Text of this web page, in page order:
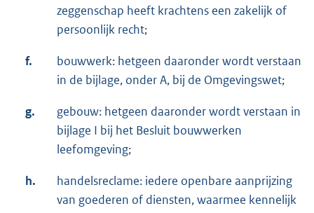
zeggenschap heeft krachtens een zakelijk of
persoonlijk recht;
f.
bouwwerk: hetgeen daaronder wordt verstaan
in de bijlage, onder A, bij de Omgevingswet;
g.
gebouw: hetgeen daaronder wordt verstaan in
bijlage I bij het Besluit bouwwerken
leefomgeving;
h.
handelsreclame: iedere openbare aanprijzing
van goederen of diensten, waarmee kennelijk